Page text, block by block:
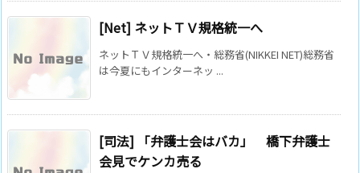
[Net] ネットＴＶ規格統一へ
ネットＴＶ規格統一へ・総務省(NIKKEI NET)総務省
は今夏にもインターネッ ...
[司法] 「弁護士会はバカ」 橋下弁護士
会見でケンカ売る